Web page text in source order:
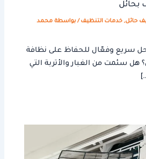
بحائل
حائل, خدمات التنظيف/ بواسطة محمد
سريع وفعّال للحفاظ على نظافة
هل سئمت من الغبار والأتربة التي